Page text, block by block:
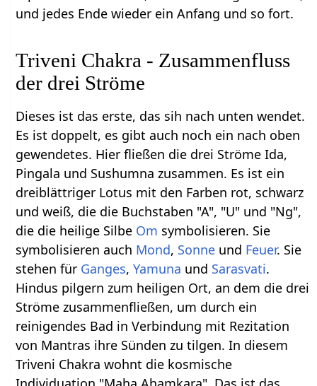
und jedes Ende wieder ein Anfang und so fort.
Triveni Chakra - Zusammenfluss
der drei Ströme
Dieses ist das erste, das sih nach unten wendet.
Es ist doppelt, es gibt auch noch ein nach oben
gewendetes. Hier fließen die drei Ströme Ida,
Pingala und Sushumna zusammen. Es ist ein
dreiblättriger Lotus mit den Farben rot, schwarz
und weiß, die die Buchstaben "A", "U" und "Ng",
die die heilige Silbe Om symbolisieren. Sie
symbolisieren auch Mond, Sonne und Feuer. Sie
stehen für Ganges,Yamuna und Sarasvati.
Hindus pilgern zum heiligen Ort, an dem die drei
Ströme zusammenfließen, um durch ein
reinigendes Bad in Verbindung mit Rezitation
von Mantras ihre Sünden zu tilgen. In diesem
Triveni Chakra wohnt die kosmische